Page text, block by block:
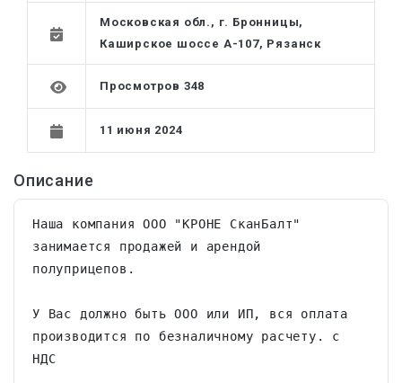
Московская обл., г. Бронницы,
Каширское шоссе А-107, Рязанск
Просмотров 348
11 июня 2024
Описание
Наша компания ООО "КРОНЕ СканБалт"
занимается продажей и арендой
полуприцепов.
У Вас должно быть ООО или ИП, вся оплата
производится по безналичному расчету. с
НДС